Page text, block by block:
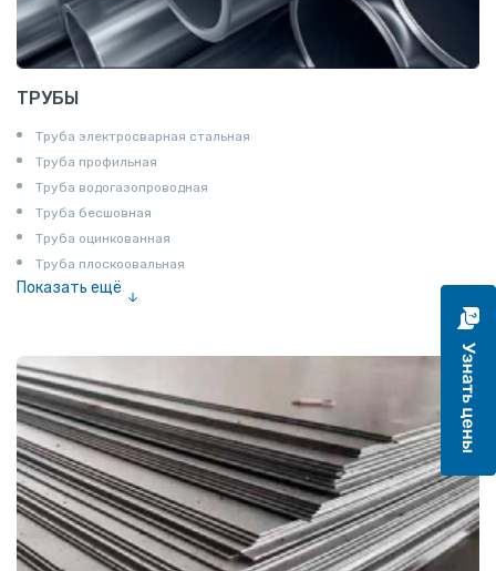
ТРУБЫ
Труба электросварная стальная
Труба профильная
Труба водогазопроводная
Труба бесшовная
Труба оцинкованная
Труба плоскоовальная
Показать ещё